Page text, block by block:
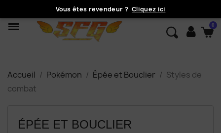
Vous êtes revendeur ? Cliquez ici
Accueil Pokémon Épée et Bouclier
Styles de
combat
ÉPÉE ET BOUCLIER